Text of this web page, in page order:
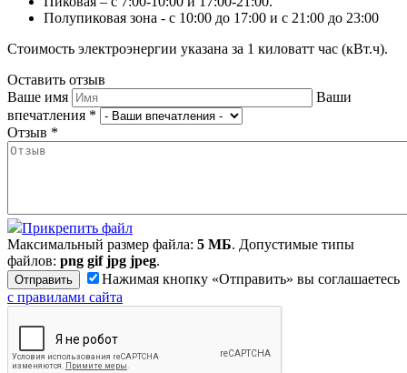
Полупиковая зона - с 10:00 до 17:00 и с 21:00 до 23:00
Стоимость электроэнергии указана за 1 киловатт час (кВт.ч).
Оставить отзыв
Ваше имя
Ваши
впечатления *
Отзыв *
Прикрепить файл
Максимальный размер файла: 5 МБ. Допустимые типы
файлов: png gif jpg jpeg.
Нажимая кнопку «Отправить» вы соглашаетесь
с правилами сайта